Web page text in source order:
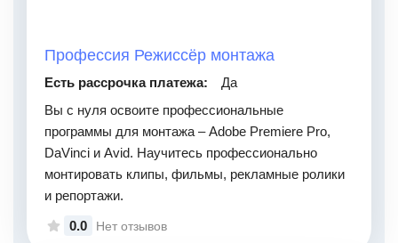
Профессия Режиссёр монтажа
Есть рассрочка платежа:
Да
Вы с нуля освоите профессиональные
программы для монтажа – Adobe Premiere Pro,
DaVinci и Avid. Научитесь профессионально
монтировать клипы, фильмы, рекламные ролики
и репортажи.
0.0
Нет отзывов